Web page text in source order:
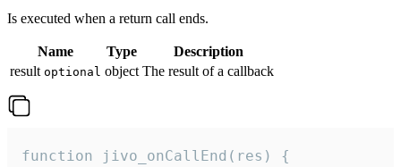
Is executed when a return call ends.
Name Type
Description
result optional object The result of a callback
function jivo_onCallEnd(res) {